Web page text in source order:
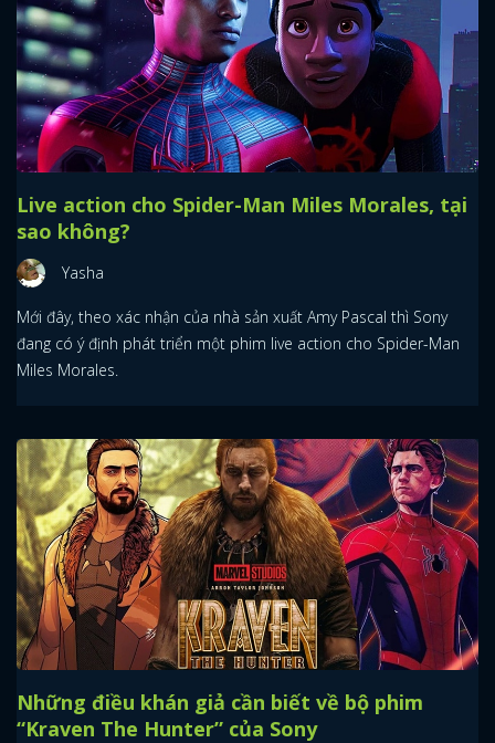
Live action cho Spider-Man Miles Morales, tại
sao không?
Yasha
Mới đây, theo xác nhận của nhà sản xuất Amy Pascal thì Sony
đang có ý định phát triển một phim live action cho Spider-Man
Miles Morales.
Những điều khán giả cần biết về bộ phim
“Kraven The Hunter” của Sony